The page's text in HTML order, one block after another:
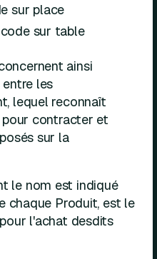
sur place
sur table
ainsi
les
lequel reconnaît
contracter et
sur la
le nom est indiqué
chaque Produit, est le
l'achat desdits